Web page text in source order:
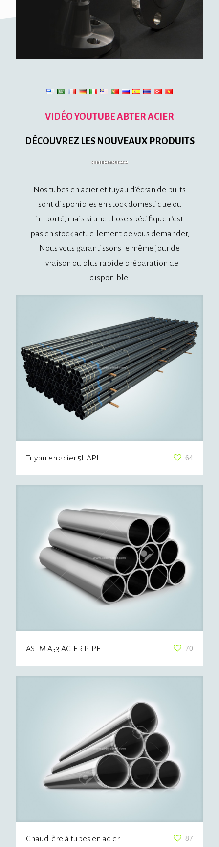
VIDÉO YOUTUBE ABTER ACIER
DÉCOUVREZ LES NOUVEAUX PRODUITS
Nos tubes en acier et tuyau d'écran de puits
sont disponibles en stock domestique ou
importé, mais si une chose spécifique n’est
pas en stock actuellement de vous demander,
Nous vous garantissons le même jour de
livraison ou plus rapide préparation de
disponible.
Tuyau en acier 5L API 64
ASTM A53 ACIER PIPE 70
Chaudière à tubes en acier 87